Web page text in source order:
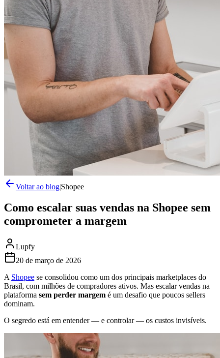
Voltar ao blog|Shopee
Como escalar suas vendas na Shopee sem
comprometer a margem
Lupfy
20 de março de 2026
A Shopee se consolidou como um dos principais marketplaces do
Brasil, com milhões de compradores ativos. Mas escalar vendas na
plataforma sem perder margem é um desafio que poucos sellers
dominam.
O segredo está em entender — e controlar — os custos invisíveis.